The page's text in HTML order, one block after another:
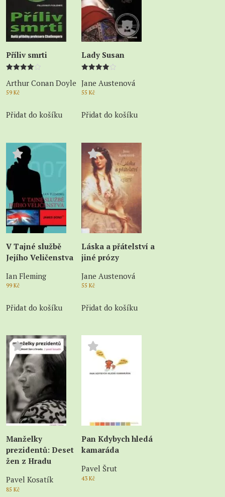
Příliv smrti
4.00
Arthur Conan Doyle
59 Kč
Přidat do košíku
Lady Susan
4.00
z 5
Jane Austenová
55 Kč
Přidat do košíku
V Tajné službě
Jejího Veličenstva
Ian Fleming
99 Kč
Přidat do košíku
Láska a přátelství a
jiné prózy
Jane Austenová
55 Kč
Přidat do košíku
Manželky
prezidentů: Deset
žen z Hradu
Pavel Kosatík
85 Kč
Pan Kdybych hledá
kamaráda
Pavel Šrut
43 Kč